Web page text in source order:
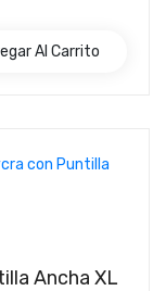
Al Carrito
Ancha XL